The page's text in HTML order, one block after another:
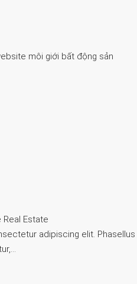
môi giới bất động sản
Real Estate
adipiscing elit. Phasellus